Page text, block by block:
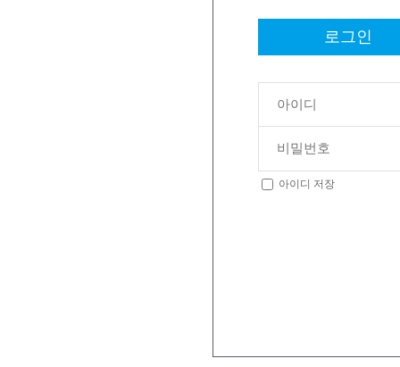
로그인
아이디 저장